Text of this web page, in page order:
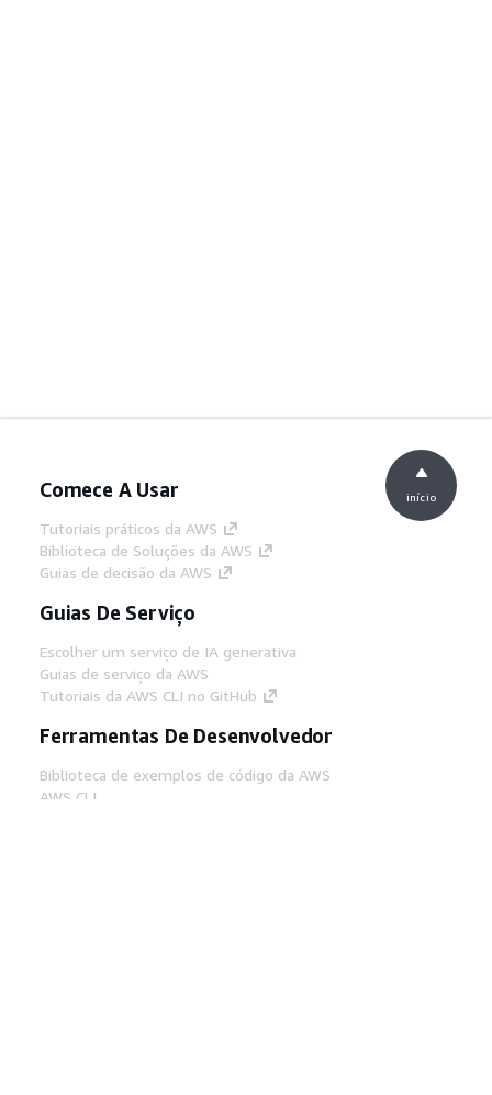
Comece A Usar
Tutoriais práticos da AWS
Biblioteca de Soluções da AWS
Guias de decisão da AWS
Guias De Serviço
Escolher um serviço de IA generativa
Guias de serviço da AWS
Tutoriais da AWS CLI no GitHub
Ferramentas De Desenvolvedor
Biblioteca de exemplos de código da AWS
AWS CLI
início